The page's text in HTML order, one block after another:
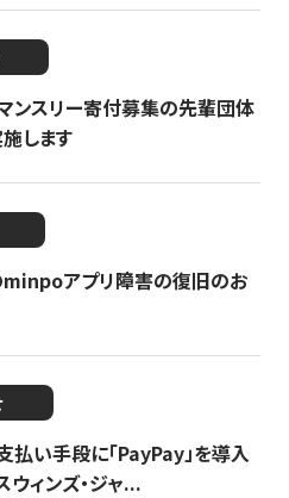
ンスリー寄付募集の先輩団体
します
アプリ障害の復旧のお
払い手段に「PayPay」を導入
ウィンズ・ジャ...